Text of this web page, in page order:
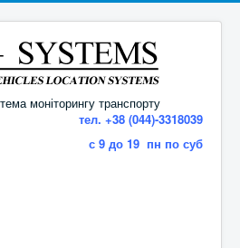
моніторингу транспорту
тел. +38 (044)-3318039
с 9 до 19 пн по суб